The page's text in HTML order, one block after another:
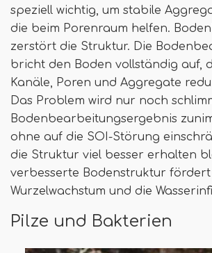
speziell wichtig, um stabile
die beim Porenraum helfen.
zerstört die Struktur. Die
bricht den Boden vollständig auf,
Kanäle, Poren und Aggregate
Das Problem wird nur noch
Bodenbearbeitungsergebnis
ohne auf die SOI-Störung
die Struktur viel besser erhalten
verbesserte Bodenstruktur fördert
Wurzelwachstum und die
Pilze und Bakterien